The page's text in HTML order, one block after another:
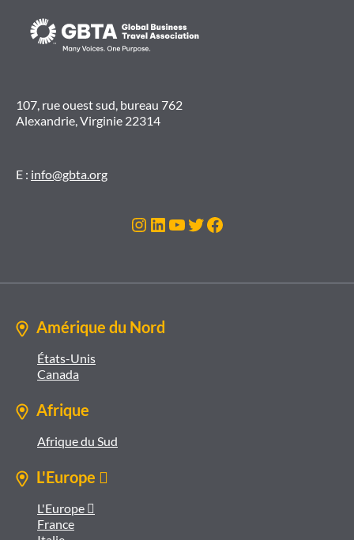
107, rue ouest sud, bureau 762
Alexandrie, Virginie 22314
E : info@gbta.org
Instagram
LinkedIn
YouTube
Twitter
Facebook
Amérique du Nord
États-Unis
Canada
Afrique
Afrique du Sud
L'Europe 
L'Europe 
France